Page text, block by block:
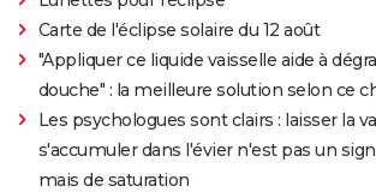
Carte de l'éclipse solaire du 12 août
"Appliquer ce liquide vaisselle aide à
douche" : la meilleure solution selon ce
Les psychologues sont clairs : laisser la
s'accumuler dans l'évier n'est pas un
mais de saturation